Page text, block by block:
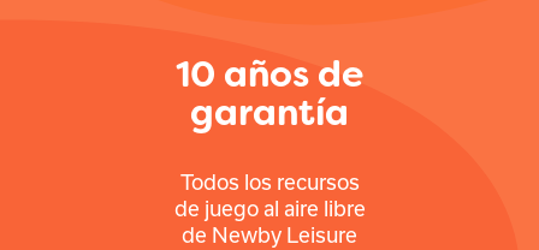
10 años de
garantía
Todos los recursos
de juego al aire libre
de Newby Leisure